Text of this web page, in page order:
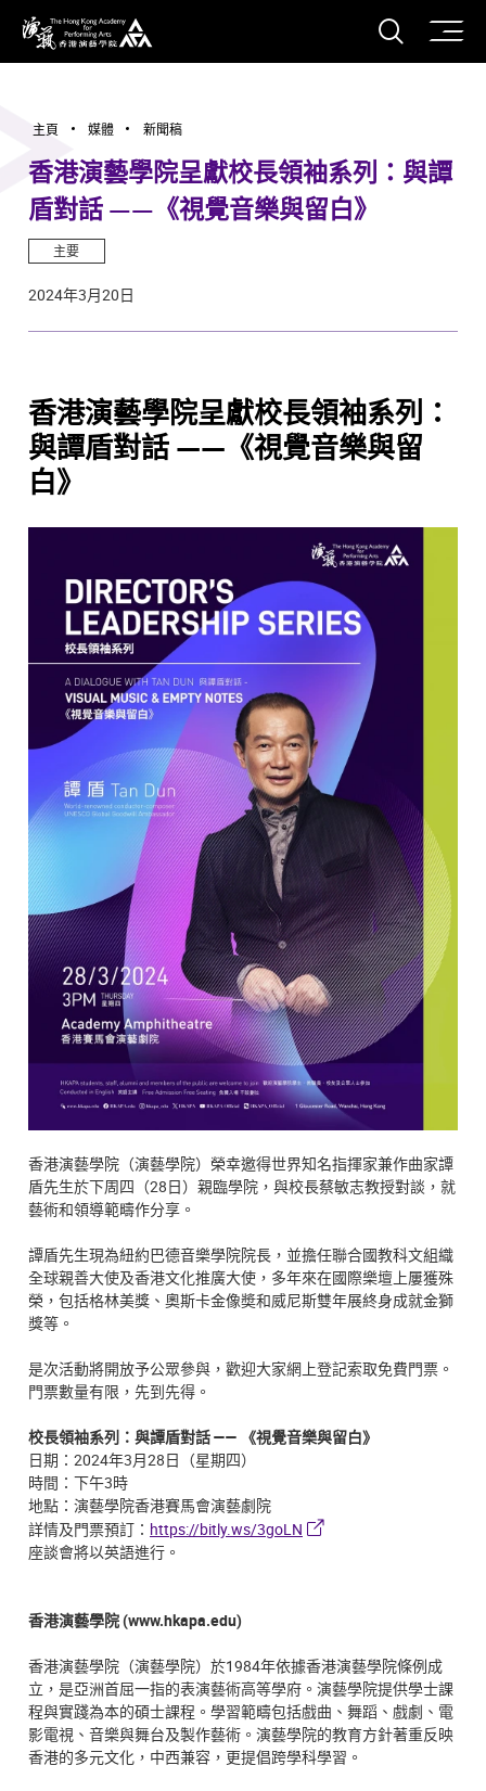
香港演藝學院
打開
主頁 媒體 新聞稿
香港演藝學院呈獻校長領袖系列：與譚
盾對話 ——《視覺音樂與留白》
主要
2024年3月20日
香港演藝學院呈獻校長領袖系列：
與譚盾對話 ——《視覺音樂與留
白》
香港演藝學院（演藝學院）榮幸邀得世界知名指揮家兼作曲家譚
盾先生於下周四（28日）親臨學院，與校長蔡敏志教授對談，就
藝術和領導範疇作分享。
譚盾先生現為紐約巴德音樂學院院長，並擔任聯合國教科文組織
全球親善大使及香港文化推廣大使，多年來在國際樂壇上屢獲殊
榮，包括格林美獎、奧斯卡金像奬和威尼斯雙年展終身成就金獅
獎等。
是次活動將開放予公眾參與，歡迎大家網上登記索取免費門票。
門票數量有限，先到先得。
校長領袖系列：與譚盾對話 —— 《視覺音樂與留白》
日期：2024年3月28日（星期四）
時間：下午3時
地點：演藝學院香港賽馬會演藝劇院
詳情及門票預訂： https://bitly.ws/3goLN
座談會將以英語進行。
香港演藝學院 (www.hkapa.edu)
香港演藝學院（演藝學院）於1984年依據香港演藝學院條例成
立，是亞洲首屈一指的表演藝術高等學府。演藝學院提供學士課
程與實踐為本的碩士課程。學習範疇包括戲曲、舞蹈、戲劇、電
影電視、音樂與舞台及製作藝術。演藝學院的教育方針著重反映
香港的多元文化，中西兼容，更提倡跨學科學習。